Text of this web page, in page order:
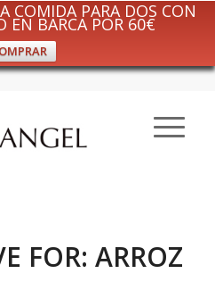
COMIDA PARA DOS CON
EN BARCA POR 60€
FOR: ARROZ